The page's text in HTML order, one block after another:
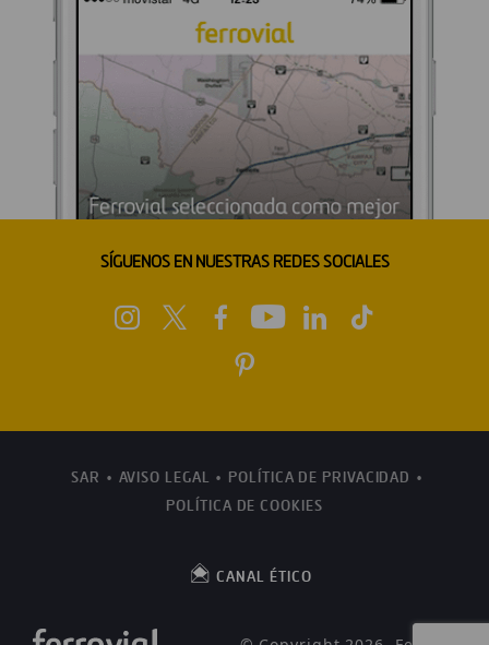
SÍGUENOS EN NUESTRAS REDES SOCIALES
SAR AVISO LEGAL
POLÍTICA DE PRIVACIDAD
POLÍTICA DE COOKIES
CANAL ÉTICO